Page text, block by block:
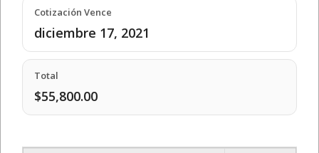
Cotización Vence
diciembre 17, 2021
Total
$55,800.00